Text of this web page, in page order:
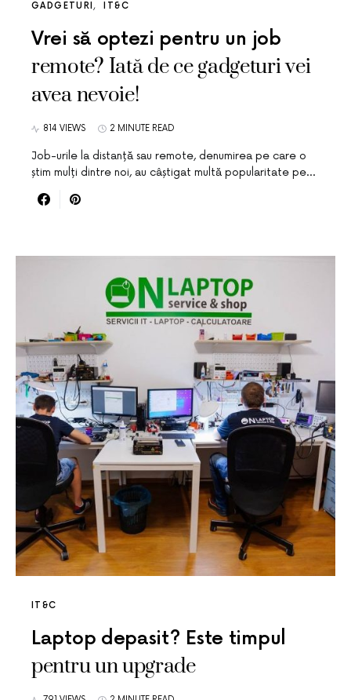
GADGETURI IT&C
Vrei să optezi pentru un job
remote? Iată de ce gadgeturi vei
avea nevoie!
814 VIEWS 2 MINUTE READ
Job-urile la distanță sau remote, denumirea pe care o
știm mulți dintre noi, au câștigat multă popularitate pe…
IT&C
Laptop depasit? Este timpul
pentru un upgrade